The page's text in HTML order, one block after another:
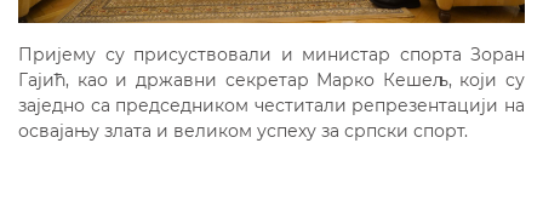
Пријему су присуствовали и министар спорта Зоран
Гајић, као и државни секретар Марко Кешељ, који су
заједно са председником честитали репрезентацији на
освајању злата и великом успеху за српски спорт.